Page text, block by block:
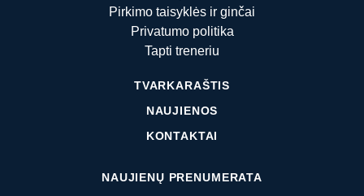
Pirkimo taisyklės ir ginčai
Privatumo politika
Tapti treneriu
TVARKARAŠTIS
NAUJIENOS
KONTAKTAI
NAUJIENŲ PRENUMERATA